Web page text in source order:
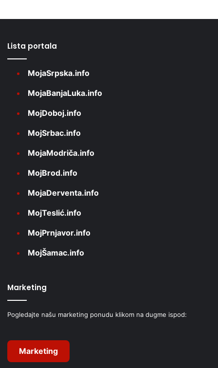
Lista portala
MojaSrpska.info
MojaBanjaLuka.info
MojDoboj.info
MojSrbac.info
MojaModriča.info
MojBrod.info
MojaDerventa.info
MojTeslić.info
MojPrnjavor.info
MojŠamac.info
Marketing
Pogledajte našu marketing ponudu klikom na dugme ispod:
Marketing